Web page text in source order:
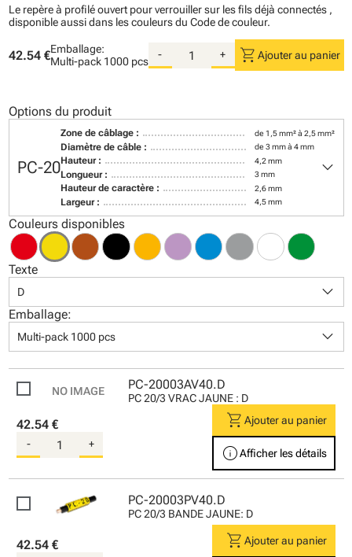
Le repère à profilé ouvert pour verrouiller sur les fils déjà connectés ,
disponible aussi dans les couleurs du Code de couleur.
42.54 €Emballage:
Multi-pack 1000 pcs
- + shopping_cart Ajouter au panier
Options du produit
PC-20
Zone de câblage : de 1,5 mm² à 2,5 mm²
Diamètre de câble : de 3 mm à 4 mm
Hauteur : 4,2 mm
Longueur : 3 mm
Hauteur de caractère : 2,6 mm
Largeur : 4,5 mm
keyboard_arrow_down
Couleurs disponibles
Texte
D keyboard_arrow_down
Emballage:
Multi-pack 1000 pcs keyboard_arrow_down
PC-20003AV40.D
PC 20/3 VRAC JAUNE : D
42.54 €
- +
shopping_cart Ajouter au panier
infoAfficher les détails
PC-20003PV40.D
PC 20/3 BANDE JAUNE: D
42.54 € shopping_cart Ajouter au panier